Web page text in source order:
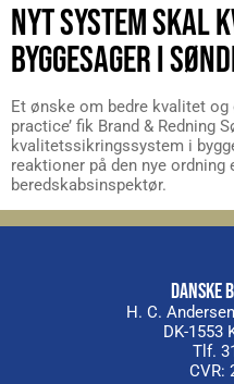
NYT SYSTEM SKAL
BYGGESAGER I
Et ønske om bedre kvalitet
practice’ fik Brand & Redning
kvalitetssikringssystem i
reaktioner på den nye
beredskabsinspektør.
DANSKE
H. C.
DK-1553
Tlf.
CVR: